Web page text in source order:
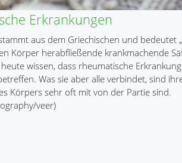
Erkrankungen
aus dem Griechischen und bedeutet
Körper herabfließende krankmachende
wissen, dass rheumatische
Was sie aber alle verbindet, sind
Körpers sehr oft mit von der Partie sind.
veer)